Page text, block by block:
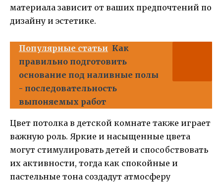
материала зависит от ваших предпочтений по
дизайну и эстетике.
Популярные статьи Как
правильно подготовить
основание под наливные полы
- последовательность
выпоняемых работ
Цвет потолка в детской комнате также играет
важную роль. Яркие и насыщенные цвета
могут стимулировать детей и способствовать
их активности, тогда как спокойные и
пастельные тона создадут атмосферу